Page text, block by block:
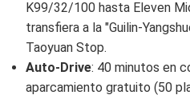
K99/32/100 hasta Eleven
transfiera a la "Guilin-
Taoyuan Stop.
Auto-Drive: 40 minutos en
aparcamiento gratuito (50